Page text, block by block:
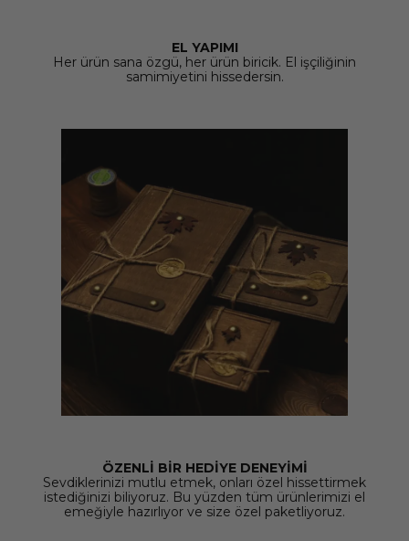
EL YAPIMI
Her ürün sana özgü, her ürün biricik. El işçiliğinin
samimiyetini hissedersin.
ÖZENLİ BİR HEDİYE DENEYİMİ
Sevdiklerinizi mutlu etmek, onları özel hissettirmek
istediğinizi biliyoruz. Bu yüzden tüm ürünlerimizi el
emeğiyle hazırlıyor ve size özel paketliyoruz.